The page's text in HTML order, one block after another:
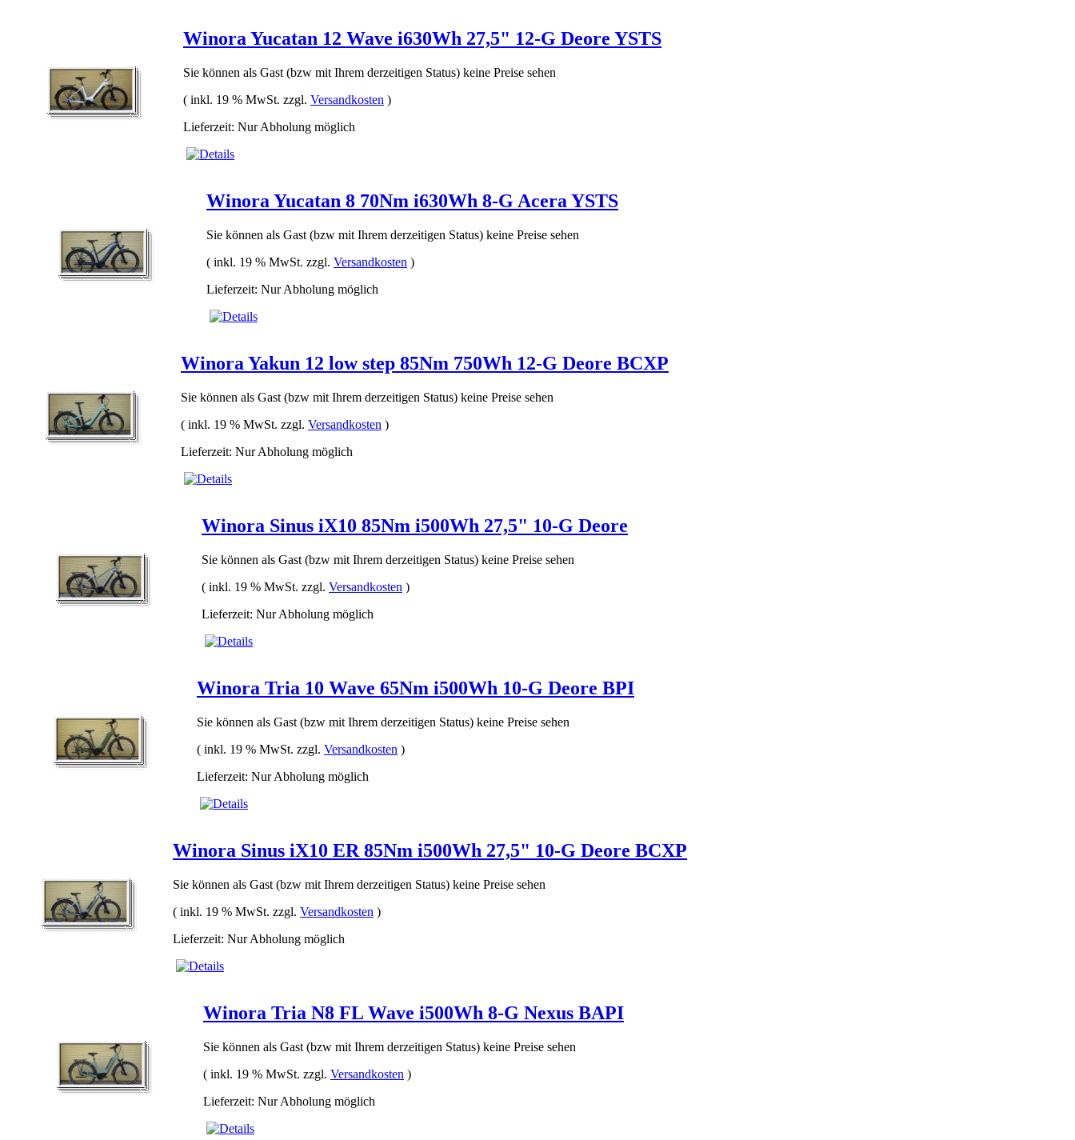
Winora Yucatan 12 Wave i630Wh 27,5" 12-G Deore YSTS
Sie können als Gast (bzw mit Ihrem derzeitigen Status) keine Preise sehen
( inkl. 19 % MwSt. zzgl. Versandkosten )
Lieferzeit: Nur Abholung möglich
Winora Yucatan 8 70Nm i630Wh 8-G Acera YSTS
Sie können als Gast (bzw mit Ihrem derzeitigen Status) keine Preise sehen
( inkl. 19 % MwSt. zzgl. Versandkosten )
Lieferzeit: Nur Abholung möglich
Winora Yakun 12 low step 85Nm 750Wh 12-G Deore BCXP
Sie können als Gast (bzw mit Ihrem derzeitigen Status) keine Preise sehen
( inkl. 19 % MwSt. zzgl. Versandkosten )
Lieferzeit: Nur Abholung möglich
Winora Sinus iX10 85Nm i500Wh 27,5" 10-G Deore
Sie können als Gast (bzw mit Ihrem derzeitigen Status) keine Preise sehen
( inkl. 19 % MwSt. zzgl. Versandkosten )
Lieferzeit: Nur Abholung möglich
Winora Tria 10 Wave 65Nm i500Wh 10-G Deore BPI
Sie können als Gast (bzw mit Ihrem derzeitigen Status) keine Preise sehen
( inkl. 19 % MwSt. zzgl. Versandkosten )
Lieferzeit: Nur Abholung möglich
Winora Sinus iX10 ER 85Nm i500Wh 27,5" 10-G Deore BCXP
Sie können als Gast (bzw mit Ihrem derzeitigen Status) keine Preise sehen
( inkl. 19 % MwSt. zzgl. Versandkosten )
Lieferzeit: Nur Abholung möglich
Winora Tria N8 FL Wave i500Wh 8-G Nexus BAPI
Sie können als Gast (bzw mit Ihrem derzeitigen Status) keine Preise sehen
( inkl. 19 % MwSt. zzgl. Versandkosten )
Lieferzeit: Nur Abholung möglich